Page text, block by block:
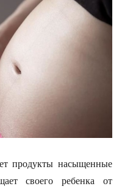
продукты насыщенные
своего ребенка от